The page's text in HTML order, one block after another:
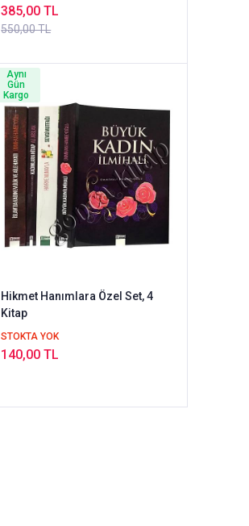
550,00 TL
385,00 TL
Hikmet Hanımlara Özel Set, 4
Kitap
STOKTA YOK
140,00 TL
Aynı
Gün
Kargo